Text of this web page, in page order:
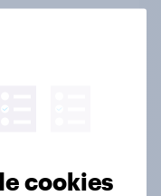
con mayor
2026)
cookies